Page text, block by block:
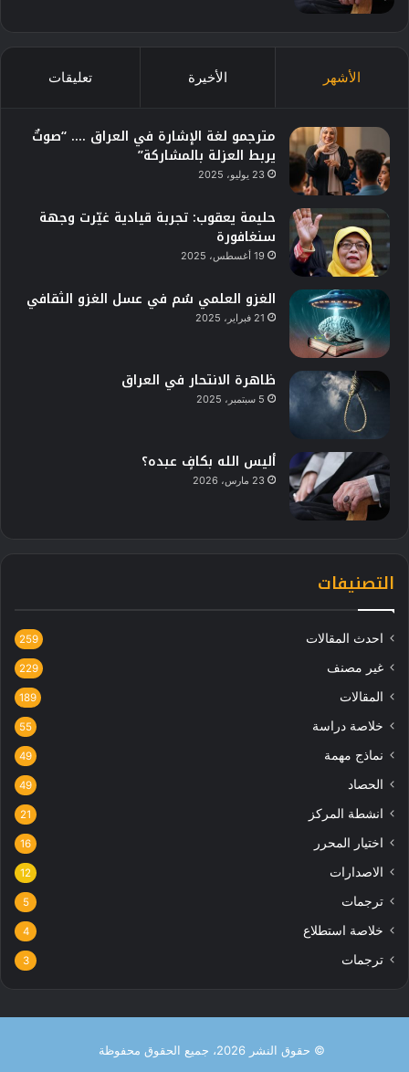
الأشهر الأخيرة تعليقات
مترجمو لغة الإشارة في العراق …. “صوتٌ
يربط العزلة بالمشاركة”
23 يوليو، 2025
حليمة يعقوب: تجربة قيادية غيّرت وجهة
سنغافورة
19 أغسطس، 2025
الغزو العلمي سُم في عسل الغزو الثقافي
21 فبراير، 2025
ظاهرة الانتحار في العراق
5 سبتمبر، 2025
أليس الله بكافٍ عبده؟
23 مارس، 2026
التصنيفات
احدث المقالات 259
غير مصنف 229
المقالات 189
خلاصة دراسة 55
نماذج مهمة 49
الحصاد 49
انشطة المركز 21
اختيار المحرر 16
الاصدارات 12
ترجمات 5
خلاصة استطلاع 4
ترجمات 3
© حقوق النشر 2026، جميع الحقوق محفوظة